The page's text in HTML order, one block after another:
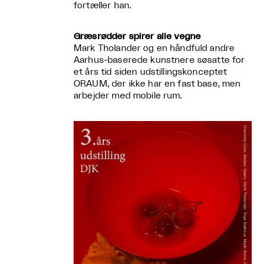
fortæller han.
Græsrødder spirer alle vegne
Mark Tholander og en håndfuld andre
Aarhus-baserede kunstnere søsatte for
et års tid siden udstillingskonceptet
ORAUM, der ikke har en fast base, men
arbejder med mobile rum.